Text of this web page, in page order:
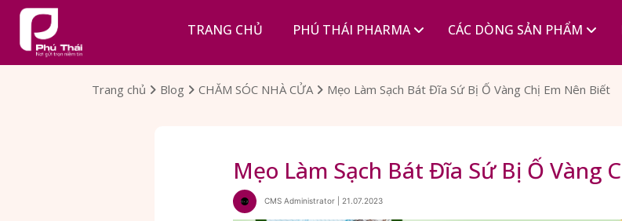
TRANG CHỦ PHÚ THÁI PHARMA CÁC DÒNG SẢN PHẨM
Trang chủ Blog CHĂM SÓC NHÀ CỬA Mẹo Làm Sạch Bát Đĩa Sứ Bị Ố Vàng Chị Em Nên Biết
Mẹo Làm Sạch Bát Đĩa Sứ Bị Ố Vàng
CMS Administrator | 21.07.2023